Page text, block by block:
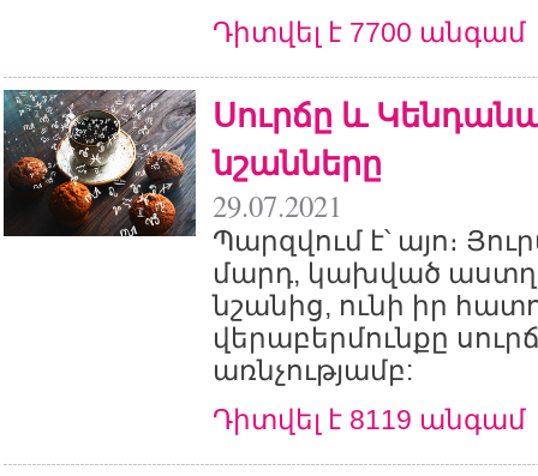
Դիտվել է 7700 անգամ
Սուրճը և
նշանները
29.07.2021
Պարզվում է՝ այո։
մարդ, կախված
նշանից, ունի իր
վերաբերմունքը
առնչությամբ:
Դիտվել է 8119 անգամ